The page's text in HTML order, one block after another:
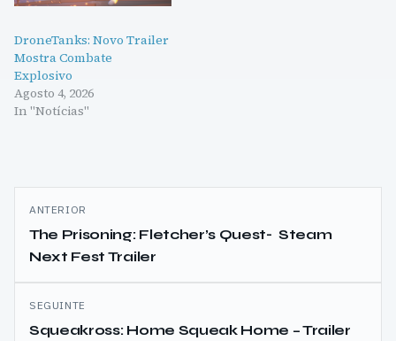
DroneTanks: Novo Trailer
Mostra Combate
Explosivo
Agosto 4, 2026
In "Notícias"
Navegação
de
artigos
ANTERIOR
The Prisoning: Fletcher’s Quest- Steam
Next Fest Trailer
SEGUINTE
Squeakross: Home Squeak Home – Trailer